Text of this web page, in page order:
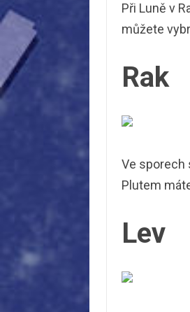
Při Luně v
můžete
Rak
Ve sporech
Plutem
Lev